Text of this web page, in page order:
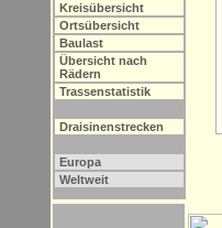
Kreisübersicht
Ortsübersicht
Baulast
Übersicht nach
Rädern
Trassenstatistik
Draisinenstrecken
Europa
Weltweit